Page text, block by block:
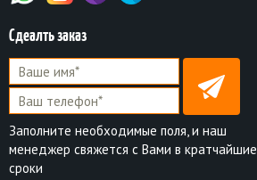
Сдеалть заказ
Заполните необходимые поля, и наш
менеджер свяжется с Вами в кратчайшие
сроки